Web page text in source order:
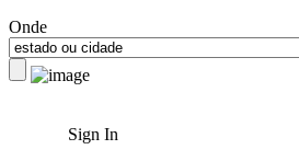
Onde
Sign In